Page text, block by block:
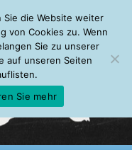
Leseempfehlungen FAQ
Sie die Website weiter
von Cookies zu. Wenn
Sie zu unserer
auf unseren Seiten
Sie mehr